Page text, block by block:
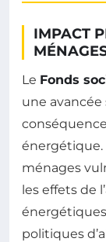
IMPACT
Le Fonds
une
ménages
les effets de
politiques